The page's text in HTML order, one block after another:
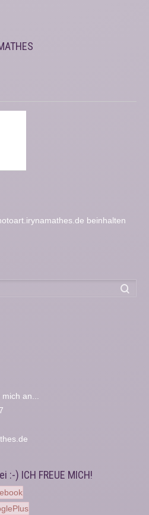
beinhalten
an...
) ICH FREUE MICH!